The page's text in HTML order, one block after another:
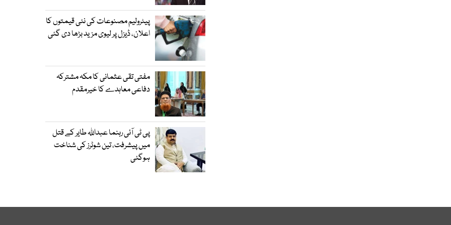
پیٹرولیم مصنوعات کی نئی قیمتوں کا
اعلان، ڈیزل پر لیوی مزید بڑھا دی گئی
مفتی تقی عثمانی کا مکہ مشترکہ
دفاعی معاہدے کا خیرمقدم
پی ٹی آئی رہنما عبداللہ طایر کے قتل
میں پیشرفت، تین شوٹرز کی شناخت
ہوگئی